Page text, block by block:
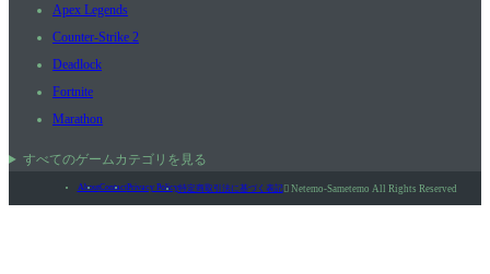
Apex Legends
Counter-Strike 2
Deadlock
Fortnite
Marathon
すべてのゲームカテゴリを見る
AboutContactPrivacy Policy特定商取引法に基づく表記 Netemo-Sametemo All Rights Reserved